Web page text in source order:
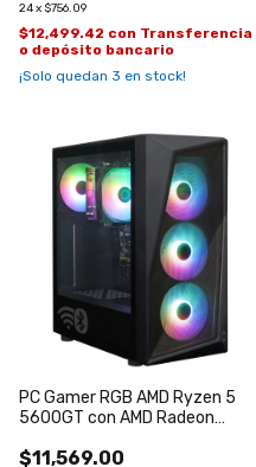
24x $756.09
$12,499.42 con Transferencia
o depósito bancario
¡Solo quedan 3 en stock!
PC Gamer RGB AMD Ryzen 5
5600GT con AMD Radeon
$11,569.00